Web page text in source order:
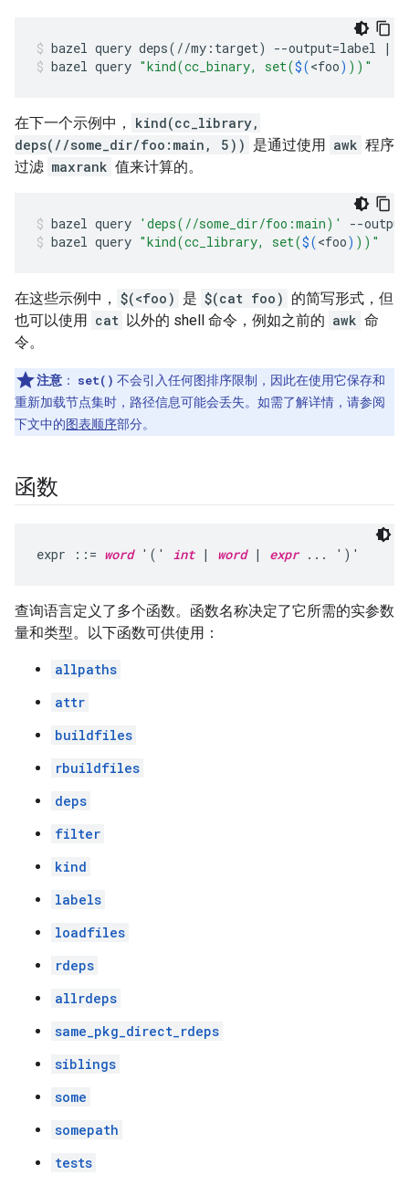
bazel query deps( //my:target) --output=label |
bazel query "kind(cc_binary, set($(<foo) ))"
在下一个示例中，
kind(cc_library,
deps(//some_dir/foo:main, 5)) 是通过使用 awk 程序
过滤 maxrank 值来计算的。
bazel query 'deps(//some_dir/foo:main)'
--output
bazel query "kind(cc_library, set($(<foo) ))"
在这些示例中， $(<foo) 是 $(cat foo) 的简写形式，但
也可以使用
cat 以外的 shell 命令，例如之前的 awk 命
令。
注意 ： set() 不会引入任何图排序限制，因此在使用它保存和
重新加载节点集时，路径信息可能会丢失。如需了解详情，请参阅
下文中的图表顺序部分。
函数
expr ::= word '(' int | word | expr
查询语言定义了多个函数。函数名称决定了它所需的实参数
量和类型。以下函数可供使用：
allpaths
attr
buildfiles
rbuildfiles
deps
filter
kind
labels
loadfiles
rdeps
allrdeps
same_pkg_direct_rdeps
siblings
some
somepath
tests